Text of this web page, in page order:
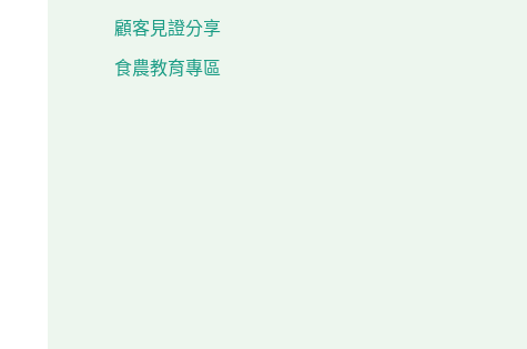
顧客見證分享
食農教育專區